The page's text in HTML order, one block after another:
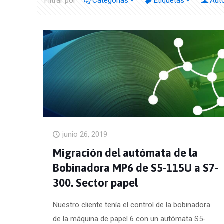
junio 26, 2019
Migración del autómata de la
Bobinadora MP6 de S5-115U a S7-
300. Sector papel
Nuestro cliente tenía el control de la bobinadora
de la máquina de papel 6 con un autómata S5-